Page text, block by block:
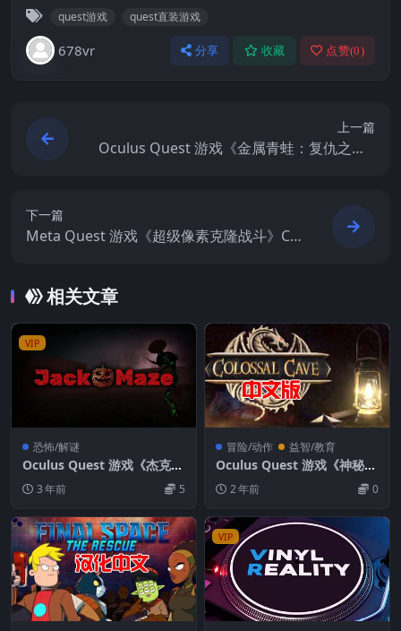
quest游戏 quest直装游戏
678vr 分享 收藏 点赞(0)
上一篇
Oculus Quest 游戏《金属青蛙：复仇之路V
下一篇
Meta Quest 游戏《超级像素克隆战斗》Clo
相关文章
VIP
恐怖/解谜
Oculus Quest 游戏《杰克迷
宫VR》Jack O Maze VR
3 年前 5
冒险/动作 益智/教育
Oculus Quest 游戏《神秘的
洞穴》Colossal Cave
2 年前 0
VIP